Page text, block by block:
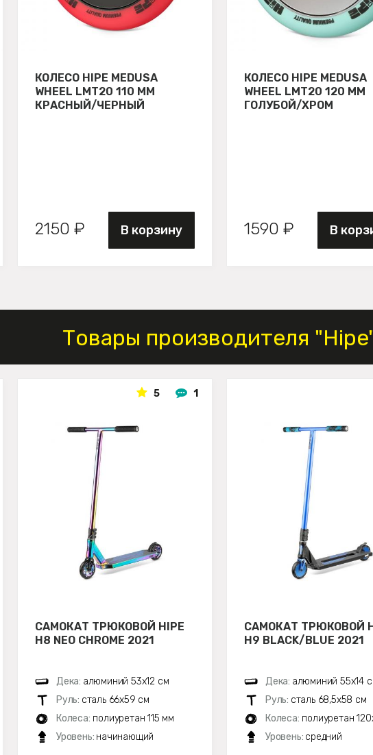
КОЛЕСО HIPE MEDUSA
WHEEL LMT20 110 ММ
КРАСНЫЙ/ЧЕРНЫЙ
2150 ₽ В корзину
КОЛЕСО HIPE MEDUSA
WHEEL LMT20 120 ММ
ГОЛУБОЙ/ХРОМ
1590 ₽ В
Товары производителя
5 1
САМОКАТ ТРЮКОВОЙ HIPE
H8 NEO CHROME 2021
Дека: алюминий 53х12 см
Руль: сталь 66х59 см
Колеса: полиуретан 115 мм
Уровень: начинающий
САМОКАТ ТРЮКОВОЙ
H9 BLACK/BLUE 2021
Дека: алюминий 55х14
Руль: сталь 68,5х58 см
Колеса: полиуретан
Уровень: средний